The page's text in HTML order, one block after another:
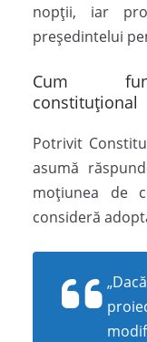
nopții, iar
președintelui
Cum
constituțional
Potrivit
asumă
moțiunea de
consideră